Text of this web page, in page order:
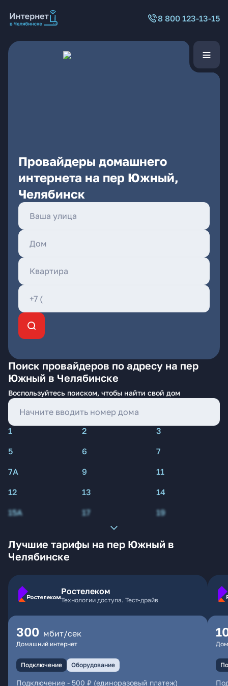
8 800 123-13-15
Провайдеры домашнего
интернета на пер Южный,
Челябинск
Поиск провайдеров по адресу на пер
Южный в Челябинске
Воспользуйтесь поиском, чтобы найти свой дом
1 2
3
5
6
7
7А
9
11
12
13
14
15А
17 19
Лучшие тарифы на пер Южный в
Челябинске
Ростелеком
Технологии доступа. Тест-драйв
300 мбит/сек
Домашний интернет
Подключение Оборудование
Подключение - 500 ₽ (единоразовый платеж)